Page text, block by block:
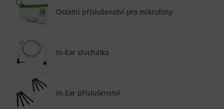
Ostatní příslušenství pro mikrofony
In-Ear sluchátka
In-Ear příslušenství